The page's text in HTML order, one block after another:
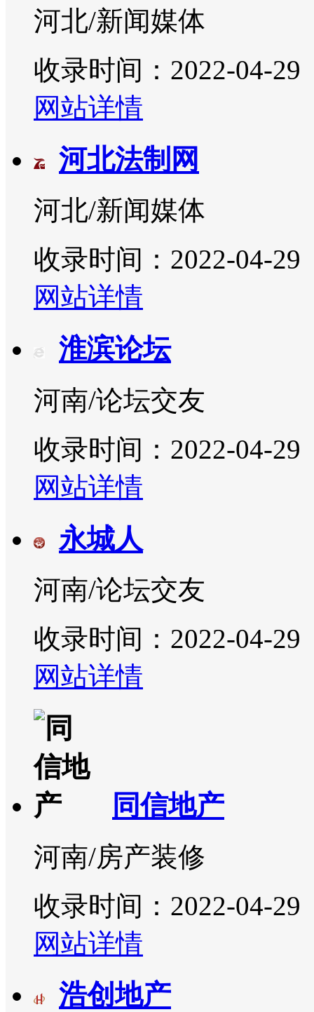
河北/新闻媒体
收录时间：2022-04-29
网站详情
河北法制网
河北/新闻媒体
收录时间：2022-04-29
网站详情
淮滨论坛
河南/论坛交友
收录时间：2022-04-29
网站详情
永城人
河南/论坛交友
收录时间：2022-04-29
网站详情
同信地产
河南/房产装修
收录时间：2022-04-29
网站详情
浩创地产